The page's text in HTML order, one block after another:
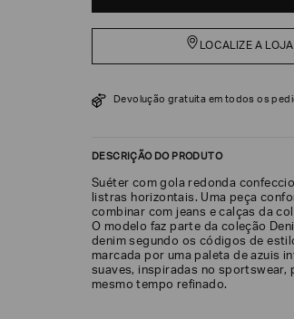
LOCALIZE A
Devolução gratuita em todos os
DESCRIÇÃO DO PRODUTO
Suéter com gola redonda
listras horizontais. Uma peça
combinar com jeans e calças da
O modelo faz parte da coleção
denim segundo os códigos de
marcada por uma paleta de azuis
suaves, inspiradas no sportswear,
mesmo tempo refinado.